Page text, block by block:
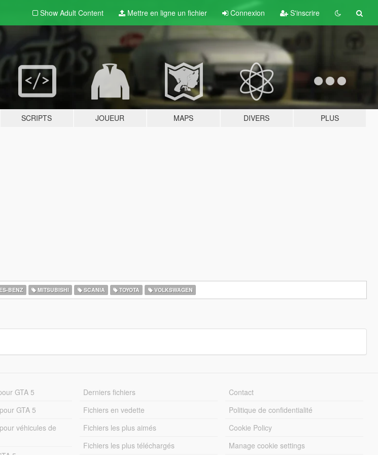
Show Adult Content Mettre en ligne un fichier Connexion S'inscrire
SCRIPTS JOUEUR MAPS DIVERS PLUS
BENZ MITSUBISHI SCANIA TOYOTA VOLKSWAGEN
GTA 5
GTA 5
véhicules de
Derniers fichiers
Fichiers en vedette
Fichiers les plus aimés
Fichiers les plus téléchargés
Contact
Politique de confidentialité
Cookie Policy
Manage cookie settings